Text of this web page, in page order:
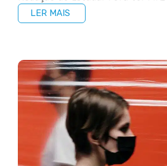
LER MAIS